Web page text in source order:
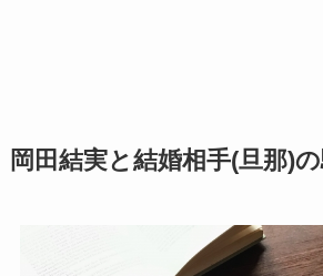
岡田結実と結婚相手(旦那)